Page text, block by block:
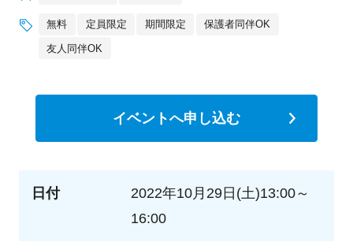
無料 定員限定 期間限定 保護者同伴OK
友人同伴OK
イベントへ申し込む
日付
2022年10月29日(土)13:00～
16:00